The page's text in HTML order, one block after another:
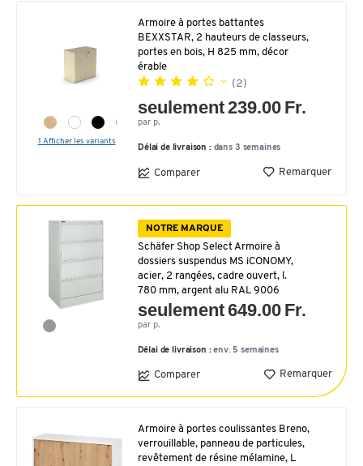
1 Afficher les variants
Armoire à portes battantes
BEXXSTAR, 2 hauteurs de classeurs,
portes en bois, H 825 mm, décor
érable
(2)
seulement 239.00 Fr.
par p.
Délai de livraison : dans 3 semaines
Comparer Remarquer
NOTRE MARQUE
Schäfer Shop Select Armoire à
dossiers suspendus MS iCONOMY,
acier, 2 rangées, cadre ouvert, l.
780 mm, argent alu RAL 9006
seulement 649.00 Fr.
par p.
Délai de livraison :env. 5 semaines
Comparer Remarquer
Armoire à portes coulissantes Breno,
verrouillable, panneau de particules,
revêtement de résine mélamine, L